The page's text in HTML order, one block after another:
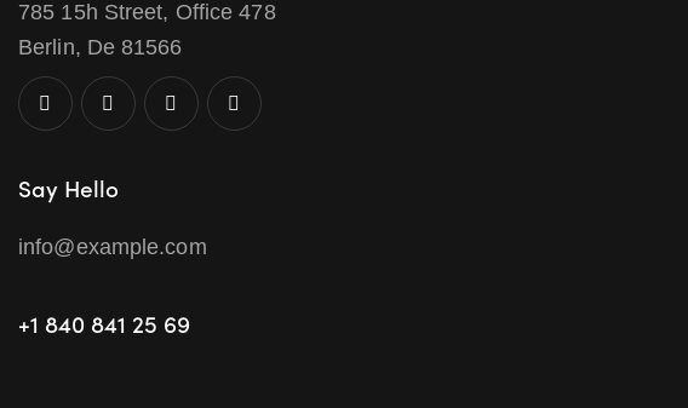
785 15h Street, Office 478
Berlin, De 81566
Say Hello
info@example.com
+1 840 841 25 69